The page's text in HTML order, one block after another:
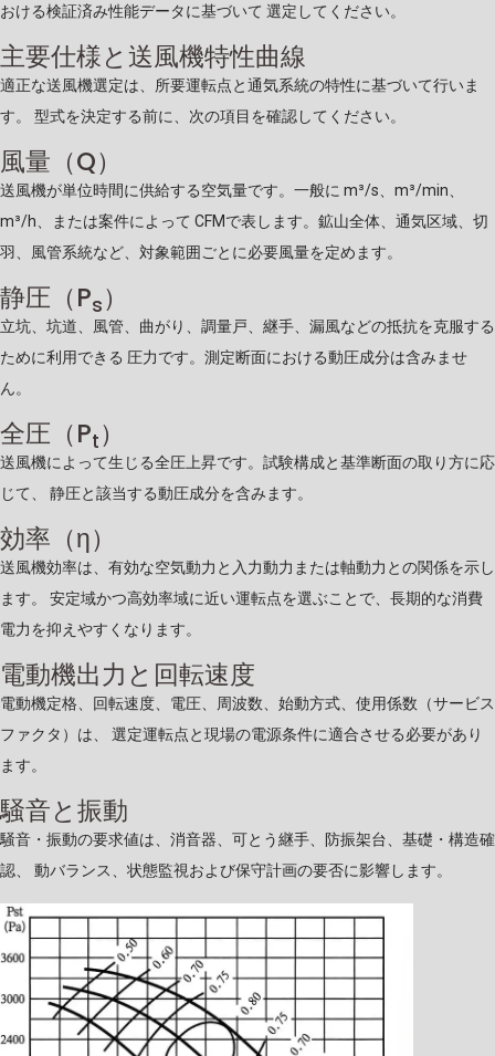
おける検証済み性能データに基づいて 選定してください。
主要仕様と送風機特性曲線
適正な送風機選定は、所要運転点と通気系統の特性に基づいて行いま
す。 型式を決定する前に、次の項目を確認してください。
風量（Q）
送風機が単位時間に供給する空気量です。一般に m³/s、m³/min、
m³/h、または案件によって CFMで表します。鉱山全体、通気区域、切
羽、風管系統など、対象範囲ごとに必要風量を定めます。
静圧（Ps）
立坑、坑道、風管、曲がり、調量戸、継手、漏風などの抵抗を克服する
ために利用できる 圧力です。測定断面における動圧成分は含みませ
ん。
全圧（Pt）
送風機によって生じる全圧上昇です。試験構成と基準断面の取り方に応
じて、 静圧と該当する動圧成分を含みます。
効率（η）
送風機効率は、有効な空気動力と入力動力または軸動力との関係を示し
ます。 安定域かつ高効率域に近い運転点を選ぶことで、長期的な消費
電力を抑えやすくなります。
電動機出力と回転速度
電動機定格、回転速度、電圧、周波数、始動方式、使用係数（サービス
ファクタ）は、 選定運転点と現場の電源条件に適合させる必要があり
ます。
騒音と振動
騒音・振動の要求値は、消音器、可とう継手、防振架台、基礎・構造確
認、 動バランス、状態監視および保守計画の要否に影響します。